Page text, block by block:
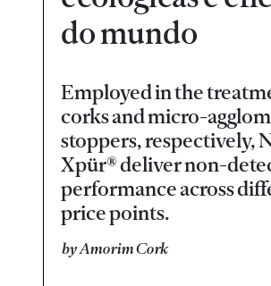
do mundo
Employed in the
corks and micro-
stoppers, respectively,
Xpür® deliver non-
performance across
price points.
by Amorim Cork